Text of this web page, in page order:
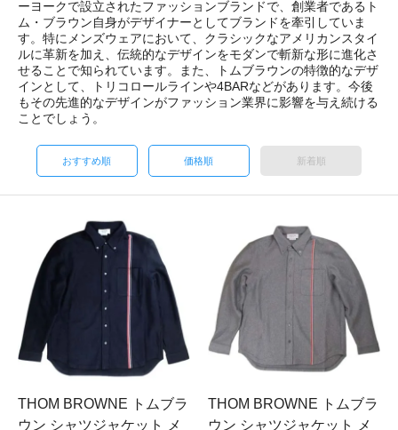
ーヨークで設立されたファッションブランドで、創業者であるト
ム・ブラウン自身がデザイナーとしてブランドを牽引していま
す。特にメンズウェアにおいて、クラシックなアメリカンスタイ
ルに革新を加え、伝統的なデザインをモダンで斬新な形に進化さ
せることで知られています。また、トムブラウンの特徴的なデザ
インとして、トリコロールラインや4BARなどがあります。今後
もその先進的なデザインがファッション業界に影響を与え続ける
ことでしょう。
おすすめ順 価格順 新着順
THOM BROWNE トムブラ
ウン シャツジャケット メ
THOM BROWNE トムブラ
ウン シャツジャケット メ